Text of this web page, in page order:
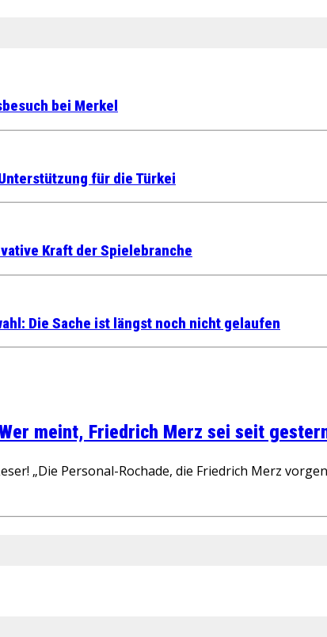
bei Merkel
für die Türkei
Kraft der Spielebranche
Die Sache ist längst noch nicht gelaufen
meint, Friedrich Merz sei seit
„Die Personal-Rochade, die Friedrich Merz